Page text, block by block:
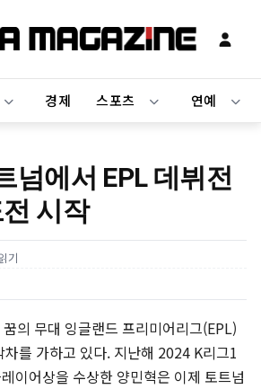
경제 스포츠 연예
넘에서 EPL 데뷔전
시작
기
의 무대 잉글랜드 프리미어리그(EPL)
를 가하고 있다. 지난해 2024 K리그1
이어상을 수상한 양민혁은 이제 토트넘